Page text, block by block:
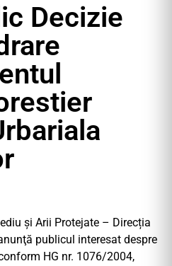
Decizie
și Arii Protejate – Direcția
publicul interesat despre
HG nr. 1076/2004,